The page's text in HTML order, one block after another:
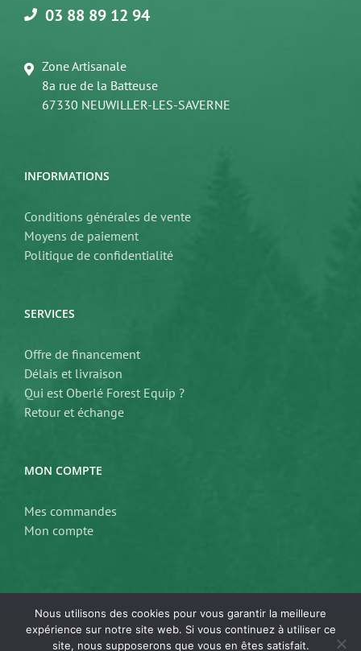
03 88 89 12 94
Zone Artisanale
8a rue de la Batteuse
67330 NEUWILLER-LES-SAVERNE
INFORMATIONS
Conditions générales de vente
Moyens de paiement
Politique de confidentialité
SERVICES
Offre de financement
Délais et livraison
Qui est Oberlé Forest Equip ?
Retour et échange
MON COMPTE
Mes commandes
Mon compte
Nous utilisons des cookies pour vous garantir la meilleure
expérience sur notre site web. Si vous continuez à utiliser ce
site, nous supposerons que vous en êtes satisfait.